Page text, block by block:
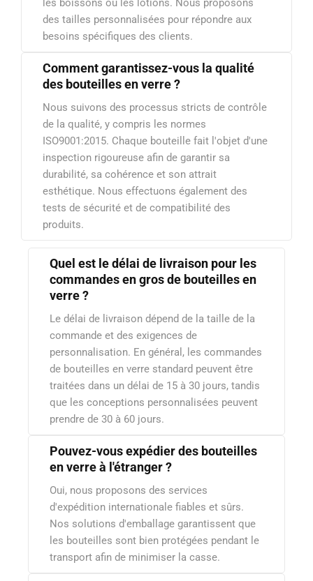
les boissons ou les lotions. Nous proposons
des tailles personnalisées pour répondre aux
besoins spécifiques des clients.
Comment garantissez-vous la qualité
des bouteilles en verre ?
Nous suivons des processus stricts de contrôle
de la qualité, y compris les normes
ISO9001:2015. Chaque bouteille fait l'objet d'une
inspection rigoureuse afin de garantir sa
durabilité, sa cohérence et son attrait
esthétique. Nous effectuons également des
tests de sécurité et de compatibilité des
produits.
Quel est le délai de livraison pour les
commandes en gros de bouteilles en
verre ?
Le délai de livraison dépend de la taille de la
commande et des exigences de
personnalisation. En général, les commandes
de bouteilles en verre standard peuvent être
traitées dans un délai de 15 à 30 jours, tandis
que les conceptions personnalisées peuvent
prendre de 30 à 60 jours.
Pouvez-vous expédier des bouteilles
en verre à l'étranger ?
Oui, nous proposons des services
d'expédition internationale fiables et sûrs.
Nos solutions d'emballage garantissent que
les bouteilles sont bien protégées pendant le
transport afin de minimiser la casse.